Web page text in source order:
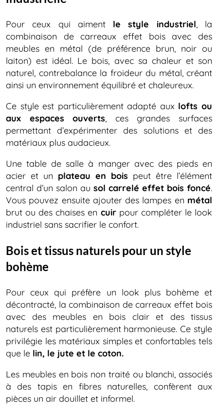
Pour ceux qui aiment le style industriel, la
combinaison de carreaux effet bois avec des
meubles en métal (de préférence brun, noir ou
laiton) est idéal. Le bois, avec sa chaleur et son
naturel, contrebalance la froideur du métal, créant
ainsi un environnement équilibré et chaleureux.
Ce style est particulièrement adapté aux lofts ou
aux espaces ouverts, ces grandes surfaces
permettant d’expérimenter des solutions et des
matériaux plus audacieux.
Une table de salle à manger avec des pieds en
acier et un plateau en bois peut être l’élément
central d’un salon au sol carrelé effet bois foncé.
Vous pouvez ensuite ajouter des lampes en métal
brut ou des chaises en cuirpour compléter le look
industriel sans sacrifier le confort.
Bois et tissus naturels pour un style
bohème
Pour ceux qui préfère un look plus bohème et
décontracté, la combinaison de carreaux effet bois
avec des meubles en bois clair et des tissus
naturels est particulièrement harmonieuse. Ce style
privilégie les matériaux simples et confortables tels
que le lin, le jute et le coton.
Les meubles en bois non traité ou blanchi, associés
à des tapis en fibres naturelles, confèrent aux
pièces un air douillet et informel.